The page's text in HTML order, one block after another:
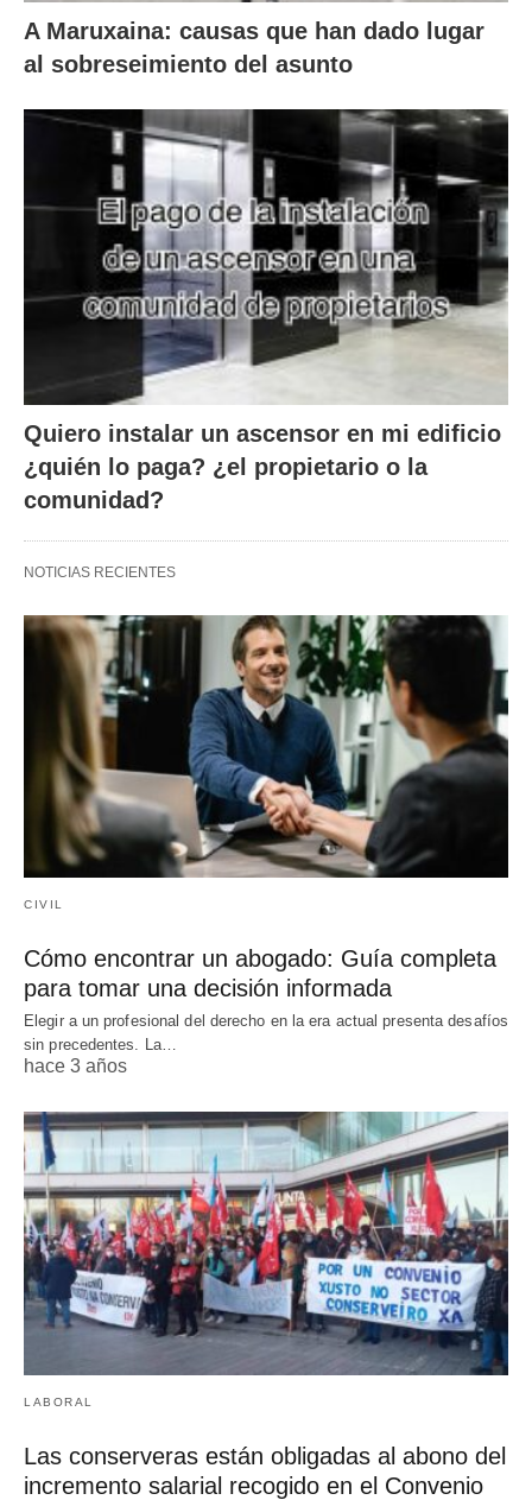
A Maruxaina: causas que han dado lugar
al sobreseimiento del asunto
Quiero instalar un ascensor en mi edificio
¿quién lo paga? ¿el propietario o la
comunidad?
NOTICIAS RECIENTES
CIVIL
Cómo encontrar un abogado: Guía completa
para tomar una decisión informada
Elegir a un profesional del derecho en la era actual presenta desafíos
sin precedentes. La…
hace 3 años
LABORAL
Las conserveras están obligadas al abono del
incremento salarial recogido en el Convenio